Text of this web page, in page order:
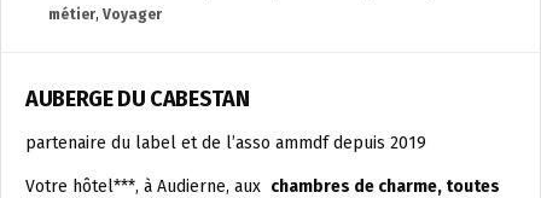
métier, Voyager
AUBERGE DU CABESTAN
partenaire du label et de l’asso ammdf depuis 2019
Votre hôtel***, à Audierne, aux chambres de charme, toutes